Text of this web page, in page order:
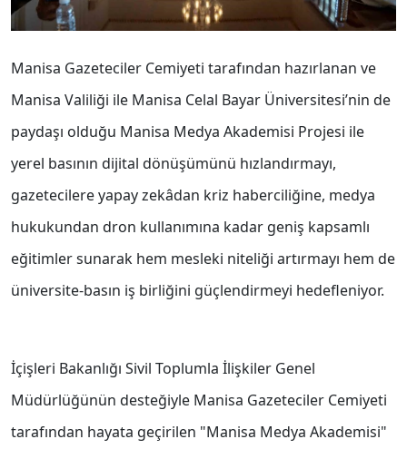
Manisa Gazeteciler Cemiyeti tarafından hazırlanan ve
Manisa Valiliği ile Manisa Celal Bayar Üniversitesi’nin de
paydaşı olduğu Manisa Medya Akademisi Projesi ile
yerel basının dijital dönüşümünü hızlandırmayı,
gazetecilere yapay zekâdan kriz haberciliğine, medya
hukukundan dron kullanımına kadar geniş kapsamlı
eğitimler sunarak hem mesleki niteliği artırmayı hem de
üniversite-basın iş birliğini güçlendirmeyi hedefleniyor.
İçişleri Bakanlığı Sivil Toplumla İlişkiler Genel
Müdürlüğünün desteğiyle Manisa Gazeteciler Cemiyeti
tarafından hayata geçirilen "Manisa Medya Akademisi"